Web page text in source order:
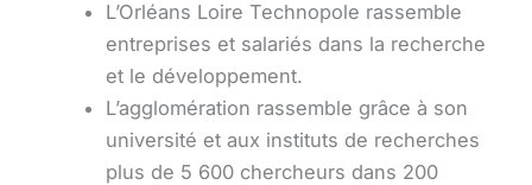
L’Orléans Loire Technopole rassemble
entreprises et salariés dans la recherche
et le développement.
L’agglomération rassemble grâce à son
université et aux instituts de recherches
plus de 5 600 chercheurs dans 200